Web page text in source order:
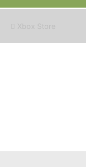
Xbox Store